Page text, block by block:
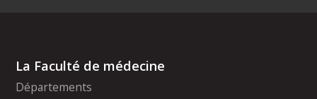
La Faculté de médecine
Départements